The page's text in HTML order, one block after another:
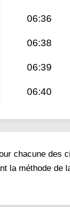
06:36
06:38
06:39
06:40
chacune des
la méthode de